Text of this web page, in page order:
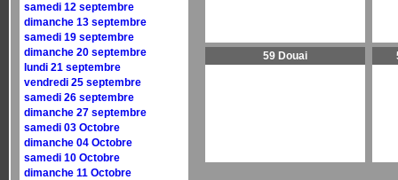
samedi 12 septembre
dimanche 13 septembre
samedi 19 septembre
dimanche 20 septembre
lundi 21 septembre
vendredi 25 septembre
samedi 26 septembre
dimanche 27 septembre
samedi 03 Octobre
dimanche 04 Octobre
samedi 10 Octobre
dimanche 11 Octobre
59 Douai